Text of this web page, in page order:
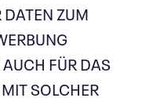
DATEN ZUM
FÜR DAS
SOLCHER